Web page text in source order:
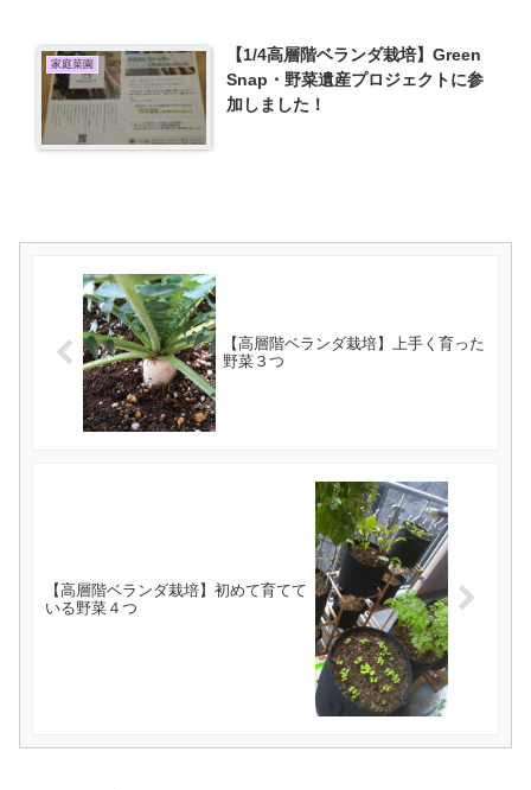
家庭菜園
【1/4高層階ベランダ栽培】Green
Snap・野菜遺産プロジェクトに参
加しました！
【高層階ベランダ栽培】上手く育った
野菜３つ
【高層階ベランダ栽培】初めて育てて
いる野菜４つ